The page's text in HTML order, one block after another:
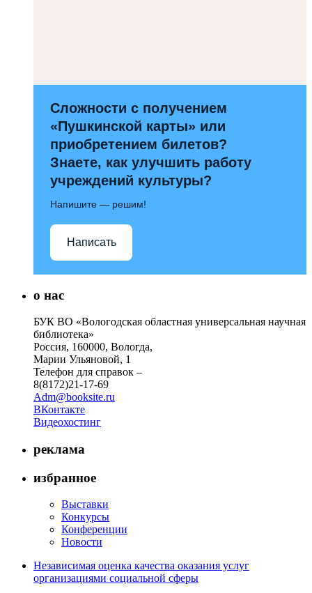
Сложности с получением
«Пушкинской карты» или
приобретением билетов?
Знаете, как улучшить работу
учреждений культуры?
Напишите — решим!
Написать
о нас
БУК ВО «Вологодская областная универсальная научная
библиотека»
Россия, 160000, Вологда,
Марии Ульяновой, 1
Телефон для справок –
8(8172)21-17-69
Adm@booksite.ru
ВКонтакте
Видеохостинг
реклама
избранное
Выставки
Конкурсы
Конференции
Новости
Независимая оценка качества оказания услуг
организациями социальной сферы